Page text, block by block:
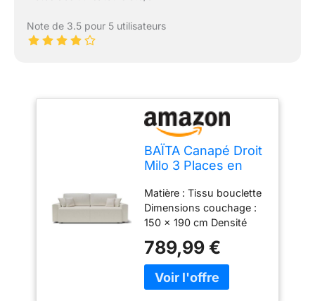
Note de 3.5 pour 5 utilisateurs
BAÏTA Canapé Droit
Milo 3 Places en
Blanc
Matière : Tissu bouclette
Dimensions couchage :
150 x 190 cm Densité
Dimensions des colis :
192 x 83 x 56 cm / 90 x
56 x 38 cm
789,99 €